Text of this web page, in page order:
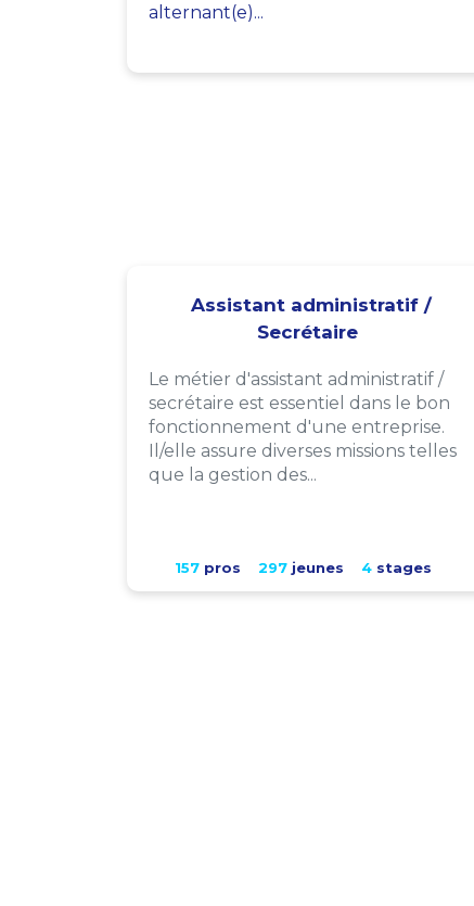
alternant(e)...
Assistant administratif /
Secrétaire
Le métier d'assistant administratif /
secrétaire est essentiel dans le bon
fonctionnement d'une entreprise.
Il/elle assure diverses missions telles
que la gestion des...
157pros 297jeunes 4stages